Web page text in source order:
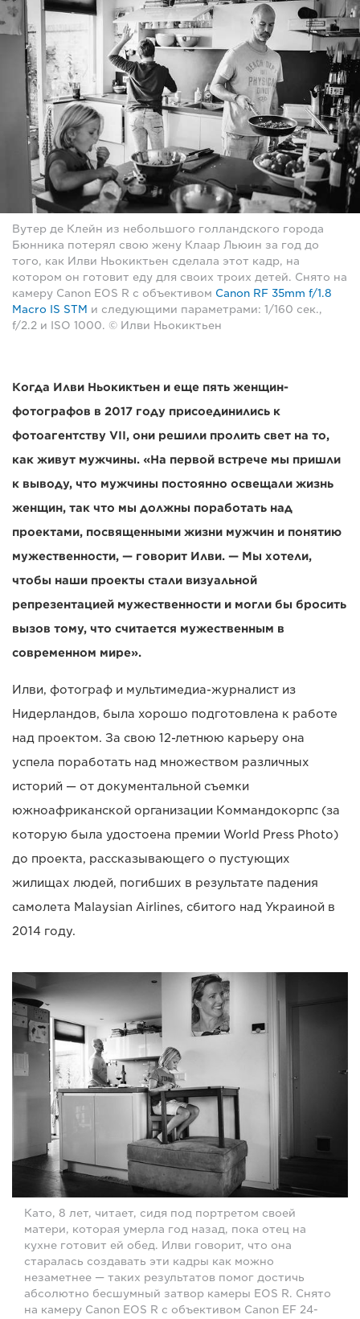
Вутер де Клейн из небольшого голландского города
Бюнника потерял свою жену Клаар Льюин за год до
того, как Илви Ньокиктьен сделала этот кадр, на
котором он готовит еду для своих троих детей. Снято на
камеру Canon EOS R с объективом Canon RF 35mm f/1.8
Macro IS STM и следующими параметрами: 1/160 сек.,
f/2.2 и ISO 1000. © Илви Ньокиктьен
Когда Илви Ньокиктьен и еще пять женщин-
фотографов в 2017 году присоединились к
фотоагентству VII, они решили пролить свет на то,
как живут мужчины. «На первой встрече мы пришли
к выводу, что мужчины постоянно освещали жизнь
женщин, так что мы должны поработать над
проектами, посвященными жизни мужчин и понятию
мужественности, — говорит Илви. — Мы хотели,
чтобы наши проекты стали визуальной
репрезентацией мужественности и могли бы бросить
вызов тому, что считается мужественным в
современном мире».
Илви, фотограф и мультимедиа-журналист из
Нидерландов, была хорошо подготовлена к работе
над проектом. За свою 12-летнюю карьеру она
успела поработать над множеством различных
историй — от документальной съемки
южноафриканской организации Коммандокорпс (за
которую была удостоена премии World Press Photo)
до проекта, рассказывающего о пустующих
жилищах людей, погибших в результате падения
самолета Malaysian Airlines, сбитого над Украиной в
2014 году.
Като, 8 лет, читает, сидя под портретом своей
матери, которая умерла год назад, пока отец на
кухне готовит ей обед. Илви говорит, что она
старалась создавать эти кадры как можно
незаметнее — таких результатов помог достичь
абсолютно бесшумный затвор камеры EOS R. Снято
на камеру Canon EOS R с объективом Canon EF 24-